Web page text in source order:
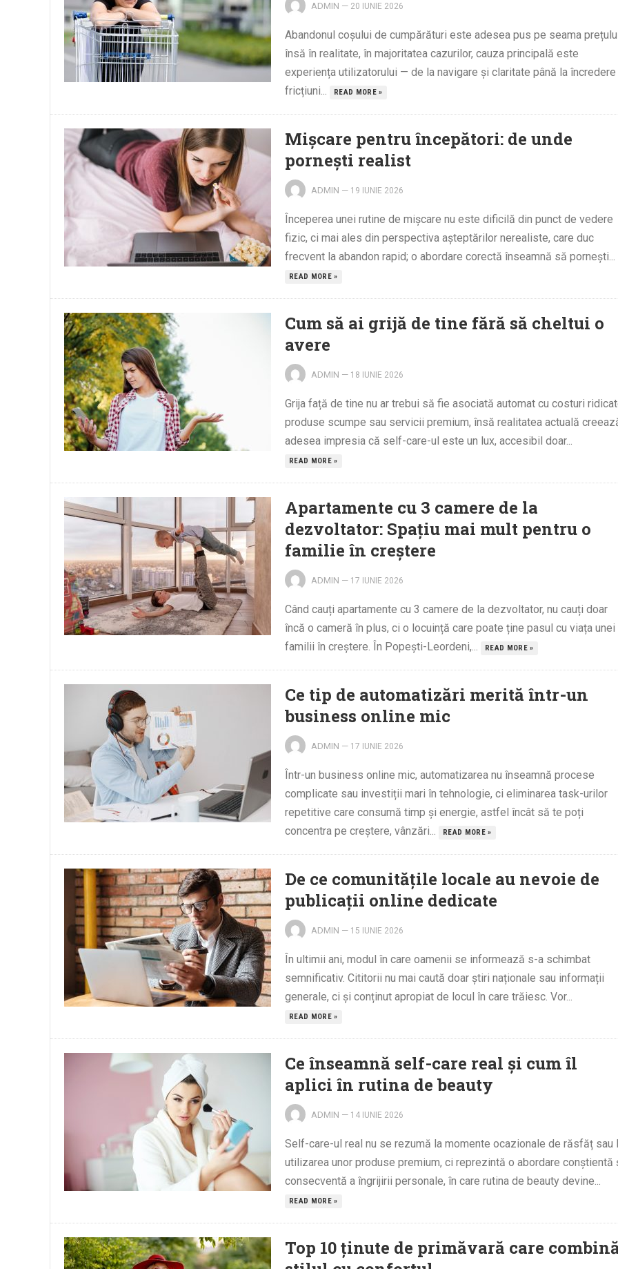
ADMIN — 20 IUNIE 2026
Abandonul coșului de cumpărături este adesea pus pe seama
însă în realitate, în majoritatea cazurilor, cauza principală este
experiența utilizatorului — de la navigare și claritate până la
fricțiuni...
READ MORE »
Mișcare pentru începători: de unde
pornești realist
ADMIN — 19 IUNIE 2026
Începerea unei rutine de mișcare nu este dificilă din punct de vedere
fizic, ci mai ales din perspectiva așteptărilor nerealiste, care duc
frecvent la abandon rapid; o abordare corectă înseamnă să pornești...
READ MORE »
Cum să ai grijă de tine fără să cheltui o
avere
ADMIN — 18 IUNIE 2026
Grija față de tine nu ar trebui să fie asociată automat cu costuri
produse scumpe sau servicii premium, însă realitatea actuală
adesea impresia că self-care-ul este un lux, accesibil doar...
READ MORE »
Apartamente cu 3 camere de la
dezvoltator: Spațiu mai mult pentru o
familie în creștere
ADMIN — 17 IUNIE 2026
Când cauți apartamente cu 3 camere de la dezvoltator, nu cauți doar
încă o cameră în plus, ci o locuință care poate ține pasul cu viața unei
familii în creștere. În Popești-Leordeni,...
READ MORE »
Ce tip de automatizări merită într-un
business online mic
ADMIN — 17 IUNIE 2026
Într-un business online mic, automatizarea nu înseamnă procese
complicate sau investiții mari în tehnologie, ci eliminarea task-urilor
repetitive care consumă timp și energie, astfel încât să te poți
concentra pe creștere, vânzări...
READ MORE »
De ce comunitățile locale au nevoie de
publicații online dedicate
ADMIN — 15 IUNIE 2026
În ultimii ani, modul în care oamenii se informează s-a schimbat
semnificativ. Cititorii nu mai caută doar știri naționale sau informații
generale, ci și conținut apropiat de locul în care trăiesc. Vor...
READ MORE »
Ce înseamnă self-care real și cum îl
aplici în rutina de beauty
ADMIN — 14 IUNIE 2026
Self-care-ul real nu se rezumă la momente ocazionale de răsfăț sau
utilizarea unor produse premium, ci reprezintă o abordare conștientă
consecventă a îngrijirii personale, în care rutina de beauty devine...
READ MORE »
Top 10 ținute de primăvară care